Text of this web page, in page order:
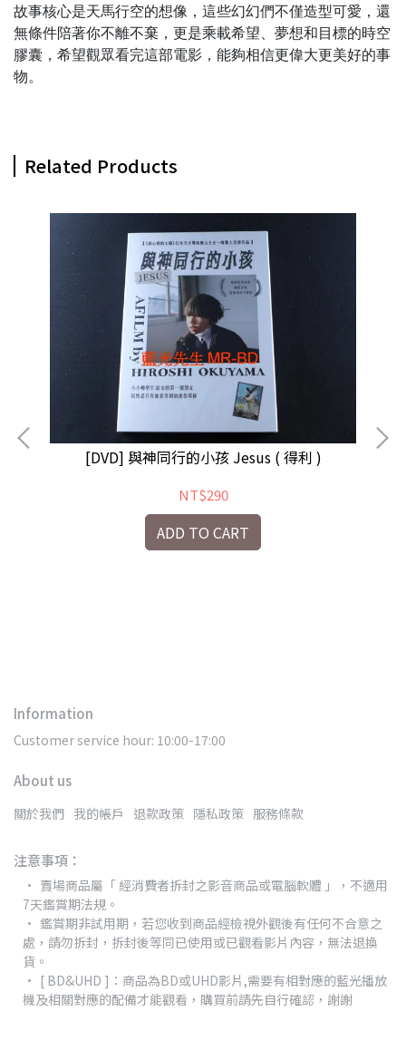
故事核心是天馬行空的想像，這些幻幻們不僅造型可愛，還
無條件陪著你不離不棄，更是乘載希望、夢想和目標的時空
膠囊，希望觀眾看完這部電影，能夠相信更偉大更美好的事
物。
Related Products
[DVD] 與神同行的小孩 Jesus ( 得利 )
NT$290
ADD TO CART
Information
Customer service hour: 10:00-17:00
About us
關於我們 我的帳戶 退款政策 隱私政策 服務條款
注意事項：
賣場商品屬「 經消費者拆封之影音商品或電腦軟體 」，不適用
7天鑑賞期法規。
鑑賞期非試用期，若您收到商品經檢視外觀後有任何不合意之
處，請勿拆封，拆封後等同已使用或已觀看影片內容，無法退換
貨。
[ BD&UHD ]：商品為BD或UHD影片,需要有相對應的藍光播放
機及相關對應的配備才能觀看，購買前請先自行確認，謝謝